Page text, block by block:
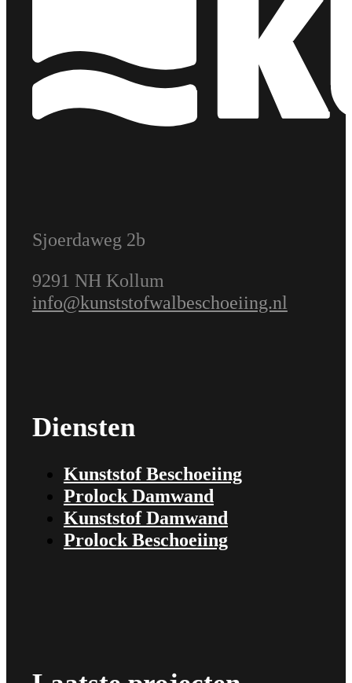
Sjoerdaweg 2b
9291 NH Kollum
info@kunststofwalbeschoeiing.nl
Diensten
Kunststof Beschoeiing
Prolock Damwand
Kunststof Damwand
Prolock Beschoeiing